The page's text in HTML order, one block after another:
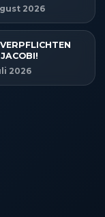
2026
2026